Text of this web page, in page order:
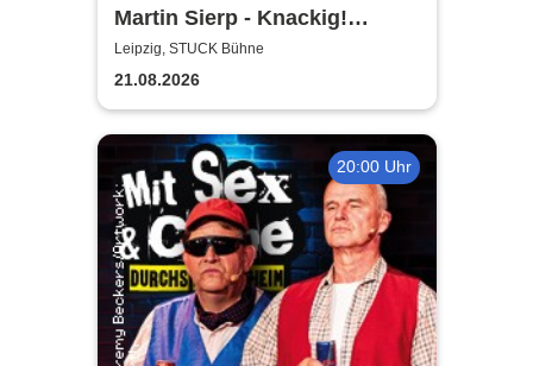
Martin Sierp - Knackig!
Zumindest die Gelenke
Leipzig, STUCK Bühne
21.08.2026
20:00 Uhr